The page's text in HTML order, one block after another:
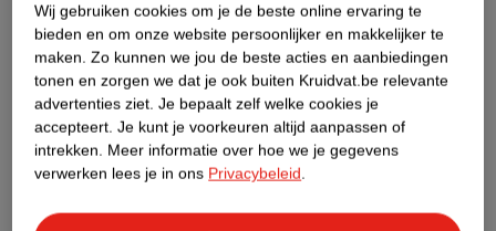
Over dit product
Productinformatie
Etiketinformatie
Nature Impact Score
Wij gebruiken cookies om je de beste online ervaring te
bieden en om onze website persoonlijker en makkelijker te
maken. Zo kunnen we jou de beste acties en aanbiedingen
tonen en zorgen we dat je ook buiten Kruidvat.be relevante
advertenties ziet. Je bepaalt zelf welke cookies je
accepteert. Je kunt je voorkeuren altijd aanpassen of
intrekken. Meer informatie over hoe we je gegevens
verwerken lees je in ons Privacybeleid.